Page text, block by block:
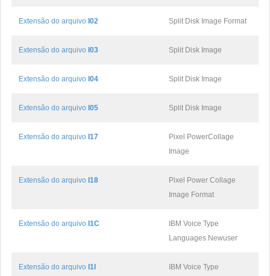
Extensão do arquivo I02 Split Disk Image Format
Extensão do arquivo I03 Split Disk Image
Extensão do arquivo I04 Split Disk Image
Extensão do arquivo I05 Split Disk Image
Extensão do arquivo I17
Pixel PowerCollage
Image
Extensão do arquivo I18
Pixel Power Collage
Image Format
Extensão do arquivo I1C
IBM Voice Type
Languages Newuser
Extensão do arquivo I1I
IBM Voice Type